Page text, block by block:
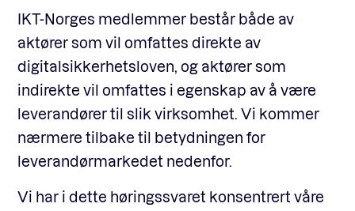
IKT-Norges medlemmer består både av
aktører som vil omfattes direkte av
digitalsikkerhetsloven, og aktører som
indirekte vil omfattes i egenskap av å være
leverandører til slik virksomhet. Vi kommer
nærmere tilbake til betydningen for
leverandørmarkedet nedenfor.
Vi har i dette høringssvaret konsentrert våre